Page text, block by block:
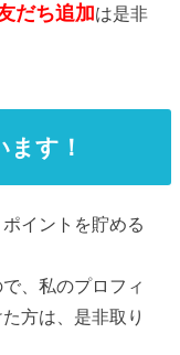
だち追加は是非
す！
イントを貯める
、私のプロフィ
方は、是非取り